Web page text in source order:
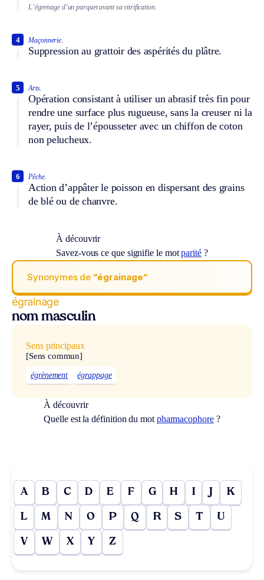
L’égrenage d’un parquet avant sa vitrification.
Maçonnerie.
Suppression au grattoir des aspérités du plâtre.
4
Arts.
Opération consistant à utiliser un abrasif très fin pour
rendre une surface plus rugueuse, sans la creuser ni la
rayer, puis de l’épousseter avec un chiffon de coton
non pelucheux.
5
Pêche.
Action d’appâter le poisson en dispersant des grains
de blé ou de chanvre.
6
À découvrir
Savez-vous ce que signifie le motparité?
Synonymes de “égrainage“
égrainage
nom masculin
Sens principaux
[Sens commun]
égrènement égrappage
À découvrir
Quelle est la définition du mot pharmacophore?
A B C D E F G H I J K
L M N O P Q R S T U
V W X Y Z